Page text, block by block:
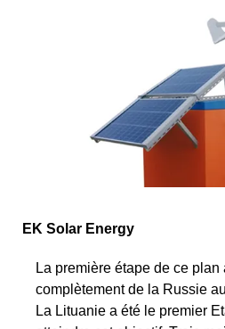
EK Solar Energy
La première étape de ce
complètement de la Russie
La Lituanie a été le premier